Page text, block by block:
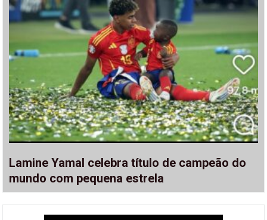
Lamine Yamal celebra título de campeão do
mundo com pequena estrela